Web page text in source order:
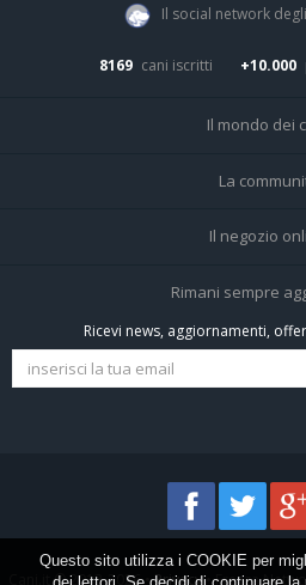
Il social network
8169 cani iscritti +10.000
Il mondo dei
Tutte le
La
Home
Tutti i cani
Il negozio
Negozio per
Spedizioni e
Rimani sempre
Ricevi news, aggiornamenti,
Cani.it © 2013-2026 •Privacy•Frezza
Questo sito utilizza i COOKIE per